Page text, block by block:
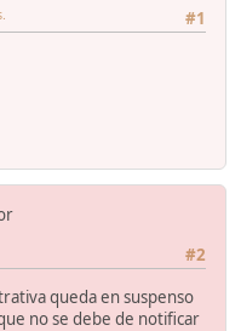
#1
#2
queda en suspenso
no se debe de notificar